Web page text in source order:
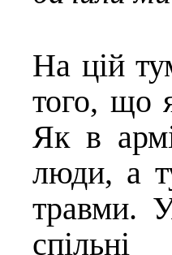
На цій
того, що
Як в
люди, а
травми.